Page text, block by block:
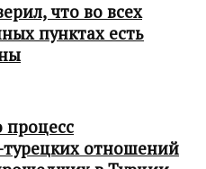
что во всех
пунктах есть
процесс
отношений